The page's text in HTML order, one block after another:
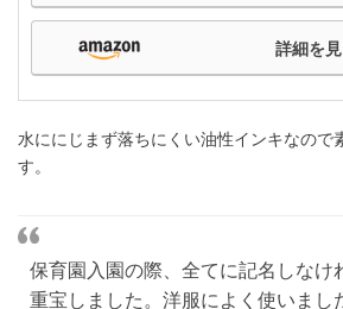
詳細を
水ににじまず落ちにくい油性インキなので
す。
保育園入園の際、全てに記名しなけ
重宝しました。洋服によく使いまし